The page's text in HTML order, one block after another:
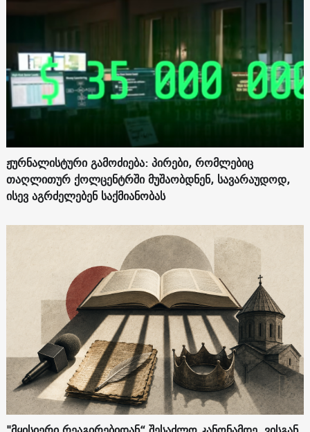
ჟურნალისტური გამოძიება: პირები, რომლებიც
თაღლითურ ქოლცენტრში მუშაობდნენ, სავარაუდოდ,
ისევ აგრძელებენ საქმიანობას